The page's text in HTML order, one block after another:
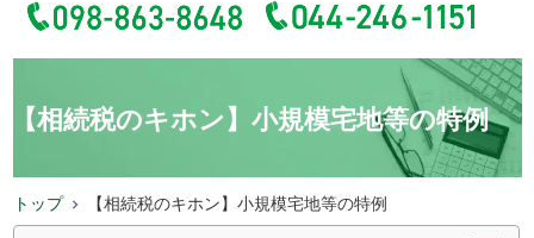
【相続税のキホン】小規模宅地等の特例
トップ 【相続税のキホン】小規模宅地等の特例